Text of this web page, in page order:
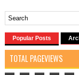
Popular Posts
TOTAL PAGEVIEWS